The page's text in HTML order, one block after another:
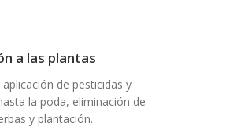
a las plantas
aplicación de pesticidas y
la poda, eliminación de
y plantación.